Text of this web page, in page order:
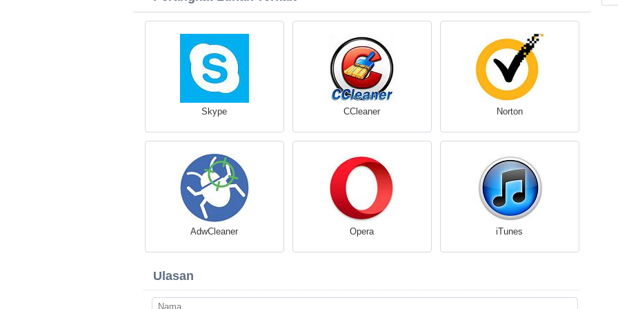
Skype CCleaner Norton
AdwCleaner Opera iTunes
Ulasan